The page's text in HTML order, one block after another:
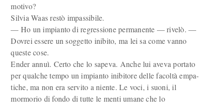
motivo?
Silvia Waas restò impassibile.
— Ho un impianto di regressione permanente — rivelò. —
Dovrei essere un soggetto inibito, ma lei sa come vanno
queste cose.
Ender annuì. Certo che lo sapeva. Anche lui aveva portato
per qualche tempo un impianto inibitore delle facoltà empa­
tiche, ma non era servito a niente. Le voci, i suoni, il
mormorio di fondo di tutte le menti umane che lo